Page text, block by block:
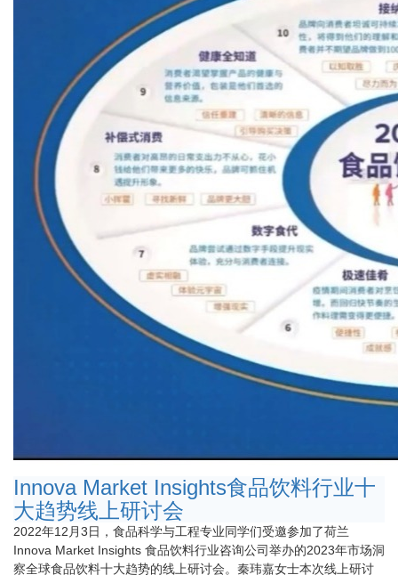
Innova Market Insights食品饮料行业十
大趋势线上研讨会
2022年12月3日，食品科学与工程专业同学们受邀参加了荷兰
Innova Market Insights 食品饮料行业咨询公司举办的2023年市场洞
察全球食品饮料十大趋势的线上研讨会。秦玮嘉女士本次线上研讨